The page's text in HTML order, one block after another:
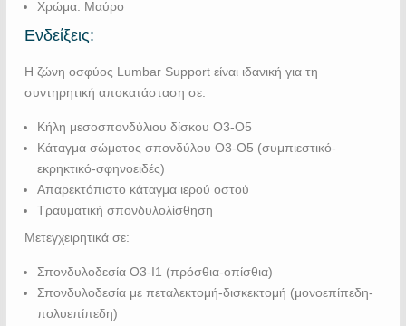
Χρώμα: Μαύρο
Ενδείξεις:
Η ζώνη οσφύος Lumbar Support είναι ιδανική για τη
συντηρητική αποκατάσταση σε:
Kήλη μεσοσπονδύλιου δίσκου Ο3-Ο5
Κάταγμα σώματος σπονδύλου Ο3-Ο5 (συμπιεστικό-
εκρηκτικό-σφηνοειδές)
Απαρεκτόπιστο κάταγμα ιερού οστού
Τραυματική σπονδυλολίσθηση
Μετεγχειρητικά σε:
Σπονδυλοδεσία Ο3-Ι1 (πρόσθια-οπίσθια)
Σπονδυλοδεσία με πεταλεκτομή-δισκεκτομή (μονοεπίπεδη-
πολυεπίπεδη)